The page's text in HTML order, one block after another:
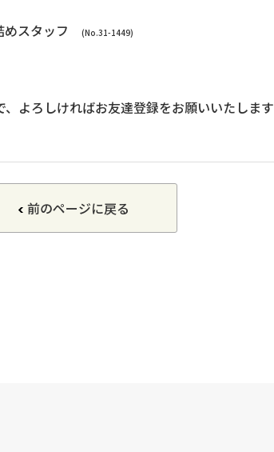
めスタッフ (No.31-1449)
よろしければお友達登録をお願いいたしま
前のページに戻る